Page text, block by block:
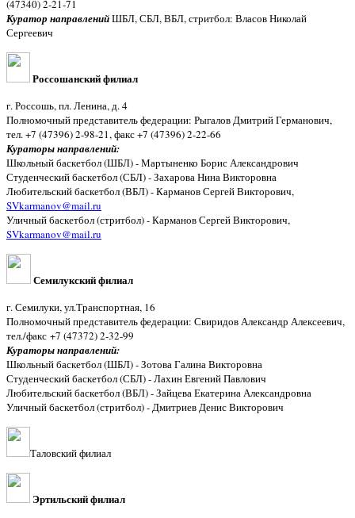
(47340) 2-21-71
Куратор направленийШБЛ, СБЛ, ВБЛ, стритбол: Власов Николай
Сергеевич
Россошанский филиал
г. Россошь, пл. Ленина, д. 4
Полномочный представитель федерации: Рыгалов Дмитрий Германович,
тел. +7 (47396) 2-98-21, факс +7 (47396) 2-22-66
Кураторы направлений:
Школьный баскетбол (ШБЛ) - Мартыненко Борис Александрович
Студенческий баскетбол (СБЛ) - Захарова Нина Викторовна
Любительский баскетбол (ВБЛ) - Карманов Сергей Викторович,
SVkarmanov@mail.ru
Уличный баскетбол (стритбол) - Карманов Сергей Викторович,
SVkarmanov@mail.ru
Семилукский филиал
г. Семилуки, ул.Транспортная, 16
Полномочный представитель федерации: Свиридов Александр Алексеевич,
тел./факс +7 (47372) 2-32-99
Кураторы направлений:
Школьный баскетбол (ШБЛ) - Зотова Галина Викторовна
Студенческий баскетбол (СБЛ) - Лахин Евгений Павлович
Любительский баскетбол (ВБЛ) - Зайцева Екатерина Александровна
Уличный баскетбол (стритбол) - Дмитриев Денис Викторович
Таловский филиал
Эртильский филиал